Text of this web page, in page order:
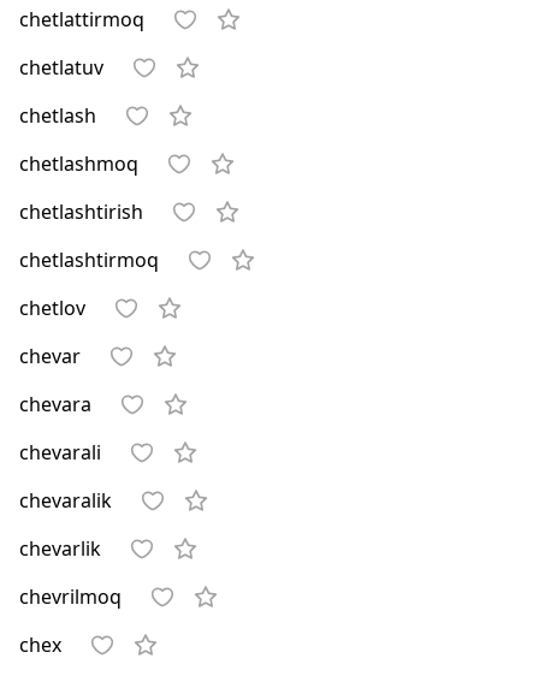
chetlattirmoq
chetlatuv
chetlash
chetlashmoq
chetlashtirish
chetlashtirmoq
chetlov
chevar
chevara
chevarali
chevaralik
chevarlik
chevrilmoq
chex